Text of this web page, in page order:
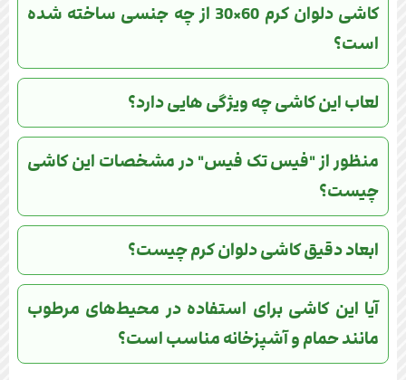
کاشی دلوان کرم 60×30 از چه جنسی ساخته شده
است؟
لعاب این کاشی چه ویژگی هایی دارد؟
منظور از "فیس تک فیس" در مشخصات این کاشی
چیست؟
ابعاد دقیق کاشی دلوان کرم چیست؟
آیا این کاشی برای استفاده در محیط‌های مرطوب
مانند حمام و آشپزخانه مناسب است؟